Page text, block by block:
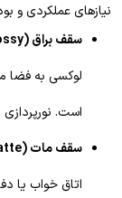
نیازهای عملکردی و
سقف براق (Glossy):
لوکسی به فضا
است.
سقف مات (Matte):
اتاق خواب یا